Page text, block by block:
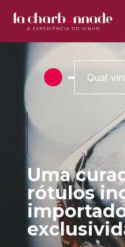
Uma
rótulos